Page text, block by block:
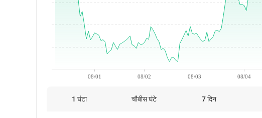
08/01 08/02 08/03 08/04
1 घंटा चौबीस घंटे 7 दिन